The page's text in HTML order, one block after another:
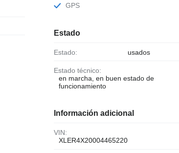
GPS
Estado
Estado: usados
Estado técnico:
en marcha, en buen estado de
funcionamiento
Información adicional
VIN:
XLER4X20004465220